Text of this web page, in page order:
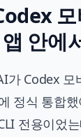
안에
가 Codex 모
정식 통합
전용이었